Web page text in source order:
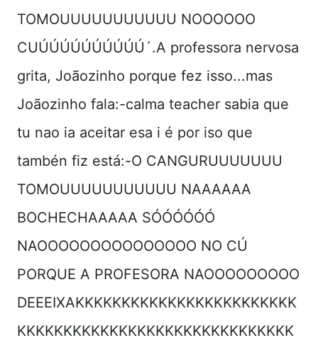
TOMOUUUUUUUUUUU NOOOOOO
CUÚÚÚÚÚÚÚÚÚÚ´.A professora nervosa
grita, Joãozinho porque fez isso...mas
Joãozinho fala:-calma teacher sabia que
tu nao ia aceitar esa i é por iso que
tambén fiz está:-O CANGURUUUUUUU
TOMOUUUUUUUUUUU NAAAAAA
BOCHECHAAAAA SÓÓÓÓÓÓ
NAOOOOOOOOOOOOOOO NO CÚ
PORQUE A PROFESORA NAOOOOOOOOO
DEEEIXAKKKKKKKKKKKKKKKKKKKKKKKK
KKKKKKKKKKKKKKKKKKKKKKKKKKKKKK